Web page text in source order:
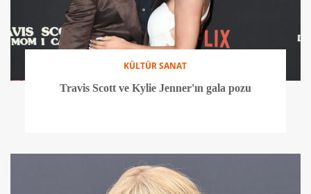
KÜLTÜR SANAT
Travis Scott ve Kylie Jenner'ın gala pozu